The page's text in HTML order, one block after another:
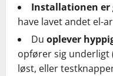
Installationen er
have lavet andet el-
Du oplever
opfører sig underligt
løst, eller